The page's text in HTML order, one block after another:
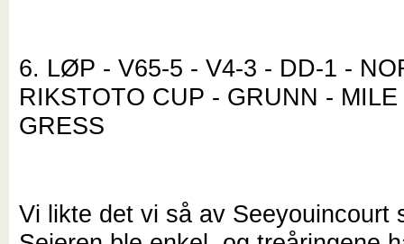
6. LØP - V65-5 - V4-3 - DD-1 -
RIKSTOTO CUP - GRUNN -
GRESS
Vi likte det vi så av Seeyouincourt